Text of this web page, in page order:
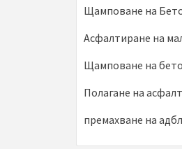
Щамповане на
Асфалтиране на
Щамповане на
Полагане на асфалт
премахване на